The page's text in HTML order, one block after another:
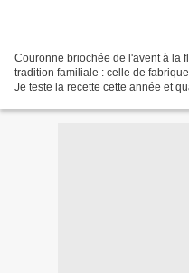
Couronne briochée de l'avent à la
tradition familiale : celle de
Je teste la recette cette année et